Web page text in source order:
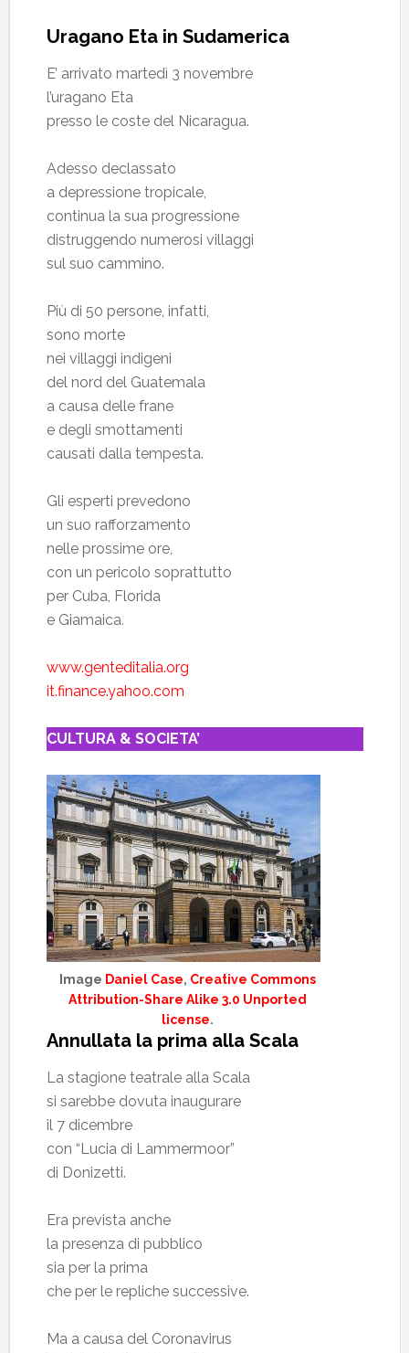
Uragano Eta in Sudamerica
E’ arrivato martedì 3 novembre
l’uragano Eta
presso le coste del Nicaragua.
Adesso declassato
a depressione tropicale,
continua la sua progressione
distruggendo numerosi villaggi
sul suo cammino.
Più di 50 persone, infatti,
sono morte
nei villaggi indigeni
del nord del Guatemala
a causa delle frane
e degli smottamenti
causati dalla tempesta.
Gli esperti prevedono
un suo rafforzamento
nelle prossime ore,
con un pericolo soprattutto
per Cuba, Florida
e Giamaica.
www.genteditalia.org
it.finance.yahoo.com
CULTURA & SOCIETA’
Image Daniel Case, Creative Commons
Attribution-Share Alike 3.0 Unported
license.
Annullata la prima alla Scala
La stagione teatrale alla Scala
si sarebbe dovuta inaugurare
il 7 dicembre
con “Lucia di Lammermoor”
di Donizetti.
Era prevista anche
la presenza di pubblico
sia per la prima
che per le repliche successive.
Ma a causa del Coronavirus